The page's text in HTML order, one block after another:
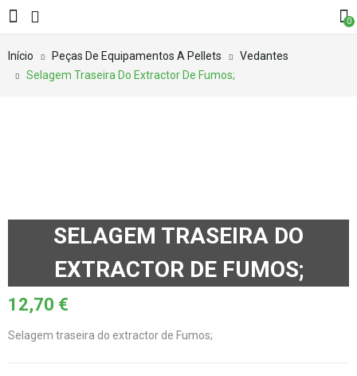
0
Início Peças De Equipamentos A Pellets
Vedantes
Selagem Traseira Do Extractor De Fumos;
SELAGEM TRASEIRA DO
EXTRACTOR DE FUMOS;
12,70 €
Selagem traseira do extractor de Fumos;